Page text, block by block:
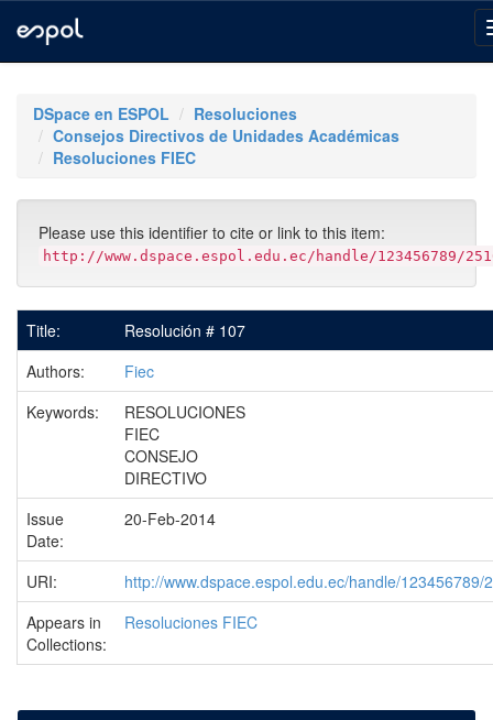
navigationDSpace en ESPOL
Resoluciones
Consejos Directivos de Unidades Académicas
Resoluciones FIEC
Please use this identifier to cite or link to this item:
http://www.dspace.espol.edu.ec/handle/123456789/
Title:
Resolución # 107
Authors:
Fiec
Keywords:
RESOLUCIONES
FIEC
CONSEJO
DIRECTIVO
Issue
Date:
20-Feb-2014
URI:
http://www.dspace.espol.edu.ec/handle/123456789/
Appears in
Collections:
Resoluciones FIEC